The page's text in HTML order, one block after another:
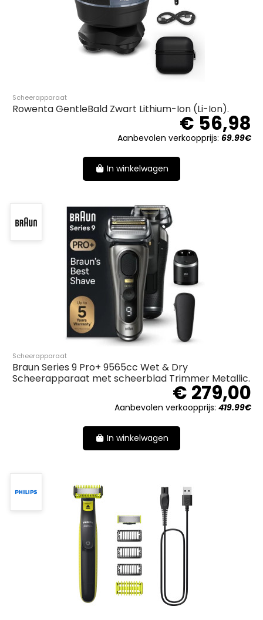
Scheerapparaat
Rowenta GentleBald Zwart Lithium-Ion (Li-Ion).
€ 56,98
Aanbevolen verkoopprijs: 69.99€
In winkelwagen
Scheerapparaat
Braun Series 9 Pro+ 9565cc Wet & Dry
Scheerapparaat met scheerblad Trimmer Metallic.
€ 279,00
Aanbevolen verkoopprijs: 419.99€
In winkelwagen